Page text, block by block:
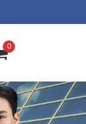
0